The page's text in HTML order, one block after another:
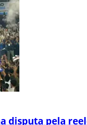
disputa pela